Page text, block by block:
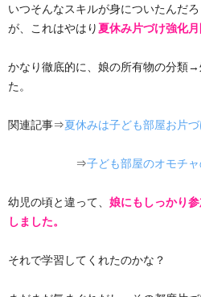
いつそんなスキルが身についたんだ
が、これはやはり夏休み片づけ強化月
かなり徹底的に、娘の所有物の分類
た。
関連記事⇒夏休みは子ども部屋お片
⇒子ども部屋のオモチ
幼児の頃と違って、 娘にもしっかり
しました。
それで学習してくれたのかな？